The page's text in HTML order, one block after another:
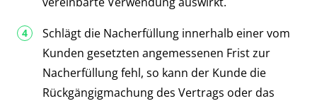
Schlägt die Nacherfüllung innerhalb einer vom
Kunden gesetzten angemessenen Frist zur
Nacherfüllung fehl, so kann der Kunde die
Rückgängigmachung des Vertrags oder das